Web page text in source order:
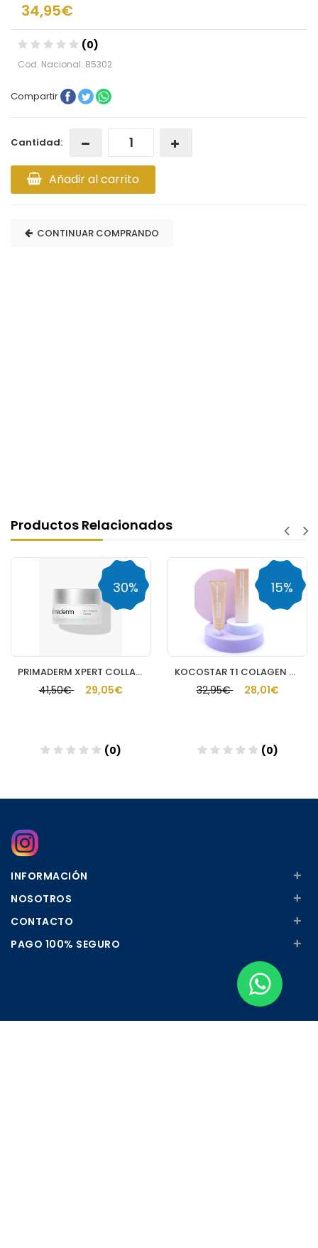
34,95€
(0)
Cod. Nacional: 85302
Compartir
Cantidad:
Añadir al carrito
CONTINUAR COMPRANDO
Productos Relacionados
PRIMADERM XPERT COLLAGENEUR CREMA CUELLO Y ESCOTE
41,50€ 29,05€
30%
(0)
KOCOSTAR T1 COLAGEN CREAM GENTLEFILM POWDER 6
32,95€ 28,01€
15%
(0)
INFORMACIÓN +
NOSOTROS +
CONTACTO +
PAGO 100% SEGURO +